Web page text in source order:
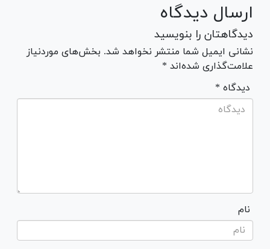
ارسال دیدگاه
دیدگاهتان را بنویسید
نشانی ایمیل شما منتشر نخواهد شد. بخش‌های موردنیاز
علامت‌گذاری شده‌اند *
* دیدگاه
نام